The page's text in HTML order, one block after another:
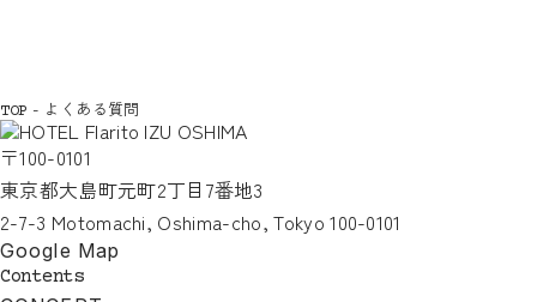
TOP - よくある質問
〒100-0101
東京都大島町元町2丁目7番地3
2-7-3 Motomachi, Oshima-cho, Tokyo 100-0101
Google Map
Contents